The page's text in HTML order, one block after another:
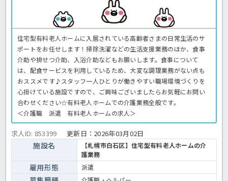
住宅型有料老人ホームに入居されている高齢者さまの日常生活のサ
ポートをお任せします！掃除洗濯などの生活支援業務のほか、食事
介助や排せつ介助、入浴介助などもお願いします。食事について
は、配食サービスを利用しているため、大変な調理業務がない点も
おススメです♪スタッフ一人ひとりが働きやすい職場環境づくりを
心掛けている施設ですので、ご興味ございましたらお気軽にお問い
合わせください☆有料老人ホームでの介護業務全般です。
＜介護職 派遣 有料老人ホームの求人＞
求人ID: 853399 更新日： 2026年03月02日
施設名
【札幌市白石区】住宅型有料老人ホームの介
護業務
雇用形態 派遣